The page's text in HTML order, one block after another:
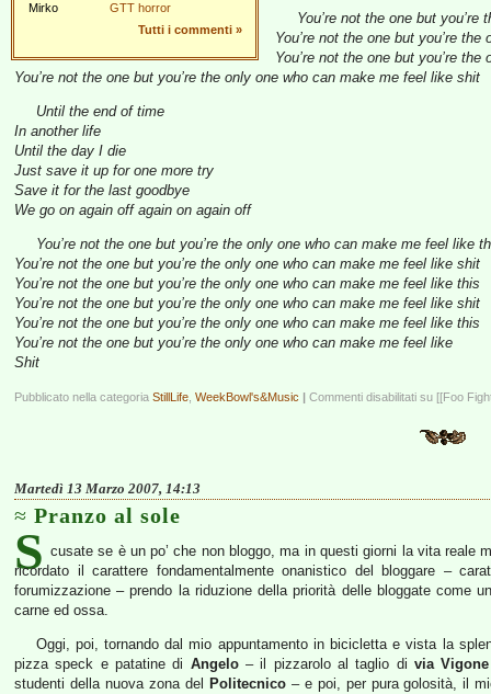
Mirko
GTT horror
Tutti i commenti »
You’re not the one but
You’re not the one but you’re
You’re not the one but you’re
You’re not the one but you’re the only one who can make me feel like shit
Until the end of time
In another life
Until the day I die
Just save it up for one more try
Save it for the last goodbye
We go on again off again on again off
You’re not the one but you’re the only one who can make me feel like
You’re not the one but you’re the only one who can make me feel like shit
You’re not the one but you’re the only one who can make me feel like this
You’re not the one but you’re the only one who can make me feel like shit
You’re not the one but you’re the only one who can make me feel like this
You’re not the one but you’re the only one who can make me feel like
Shit
Pubblicato nella categoria StillLife WeekBowl's&Music | Commenti disabilitati su [[Foo
Martedì 13 Marzo 2007, 14:13
Pranzo al sole
S cusate se è un po’ che non bloggo, ma in questi giorni la vita reale
ricordato il carattere fondamentalmente onanistico del bloggare –
forumizzazione – prendo la riduzione della priorità delle bloggate come
carne ed ossa.
Oggi, poi, tornando dal mio appuntamento in bicicletta e vista la
pizza speck e patatine di Angelo– il pizzarolo al taglio divia Vigone
studenti della nuova zona del
Politecnico– e poi, per pura golosità, il